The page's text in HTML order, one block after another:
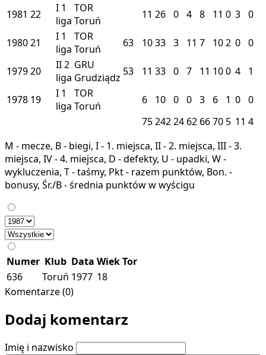
1981 22 I 1
liga
TOR
Toruń
11 26 0 4 8 11 0 3 0
198021 I 1
liga
TOR
Toruń
63 1033 3 11 7 102 0 0
197920 II2
liga
GRU
Grudziądz 53 11 33 0 7 11 100 4 1
1978 19 I 1
liga
TOR
Toruń
6 10 0 0 3 6 1 0 0
7524224 62 6670 5 11 4
M - mecze, B - biegi, I - 1. miejsca, II - 2. miejsca, III - 3.
miejsca, IV - 4. miejsca, D - defekty, U - upadki, W -
wykluczenia, T - taśmy, Pkt - razem punktów, Bon. -
bonusy, Śr./B - średnia punktów w wyścigu
Numer Klub Data WiekTor
636
Toruń 1977 18
Komentarze (0)
Dodaj komentarz
Imię i nazwisko